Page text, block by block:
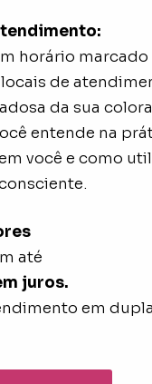
horário marcado
de
da sua
entende na
você e como
até
juros.
em